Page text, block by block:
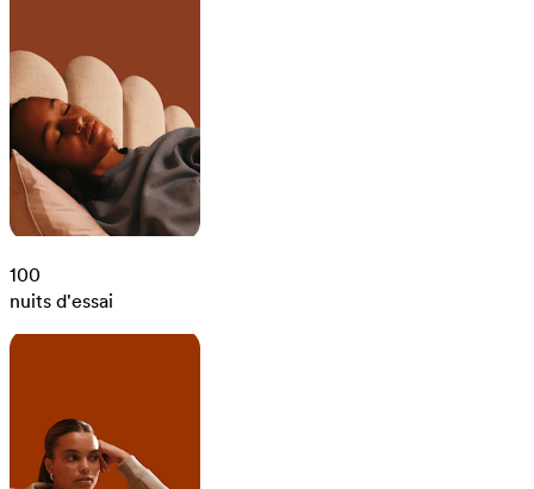
100
nuits d'essai